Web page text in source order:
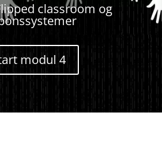
classroom og
modul 4